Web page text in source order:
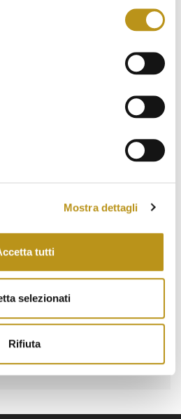
Mostra dettagli
tutti
selezionati
Rifiuta
cala brandinchi
hotel
hotelsardegna
manifestazioni
mare
natale
natura
sagre
san teodoro events
sea
smartworking